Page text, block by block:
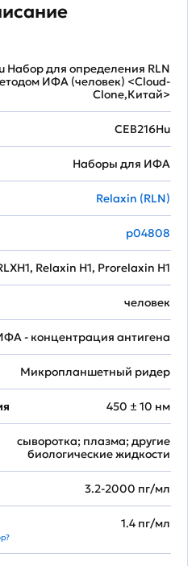
Набор для определения RLN
ИФА (человек) <Cloud-
Clone,Китай>
CEB216Hu
Наборы для ИФА
Relaxin (RLN)
p04808
Relaxin H1, Prorelaxin H1
человек
- концентрация антигена
Микропланшетный ридер
450 ± 10 нм
сыворотка; плазма; другие
биологические жидкости
3.2-2000 пг/мл
1.4 пг/мл